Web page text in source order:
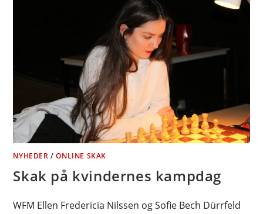
NYHEDER /ONLINE SKAK
Skak på kvindernes kampdag
WFM Ellen Fredericia Nilssen og Sofie Bech Dürrfeld